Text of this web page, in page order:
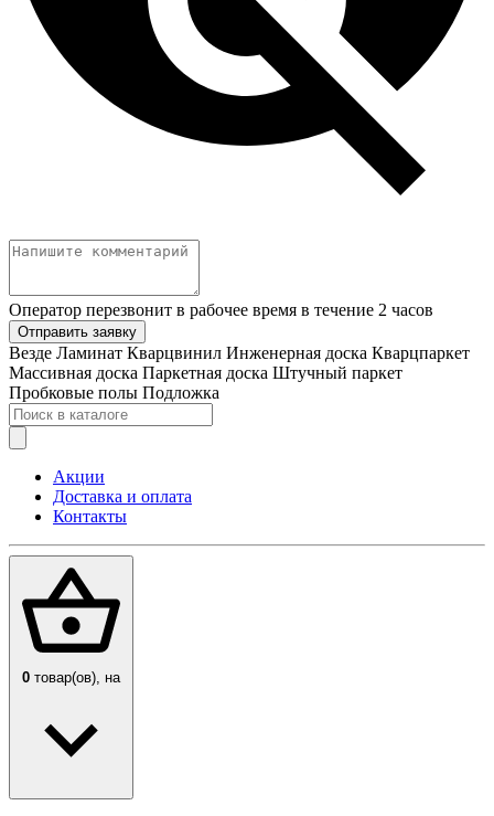
Оператор перезвонит в рабочее время в течение 2 часов
Отправить заявку
Везде Ламинат Кварцвинил Инженерная доска Кварцпаркет
Массивная доска Паркетная доска Штучный паркет
Пробковые полы Подложка
Акции
Доставка и оплата
Контакты
0 товар(ов), на